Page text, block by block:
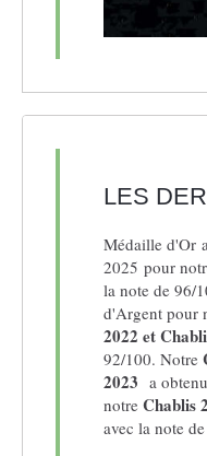
LES
Médaille d'Or
2025 pour
la note de 96/
d'Argent pour
2022 et
92/100. Notre
2023 a
notre Chablis
avec la note